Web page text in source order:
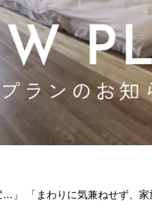
」 「まわりに気兼ねせず、家